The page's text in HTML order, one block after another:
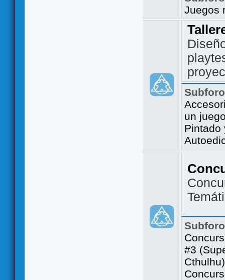
Juegos
un
Pintado
#3
Cthulhu)